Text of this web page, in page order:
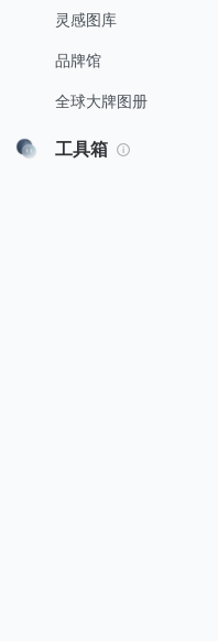
灵感图库
品牌馆
全球大牌图册
工具箱